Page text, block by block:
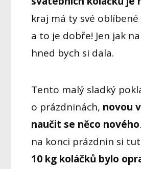
kraj má ty své
a to je dobře! Jen jak
hned bych si dala.
Tento malý sladký
o prázdninách, novou
naučit se něco nového
na konci prázdnin si
10 kg koláčků bylo